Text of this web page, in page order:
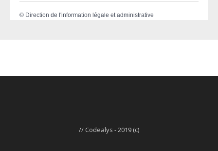
© Direction de l'information légale et administrative
// Codealys - 2019 (c)